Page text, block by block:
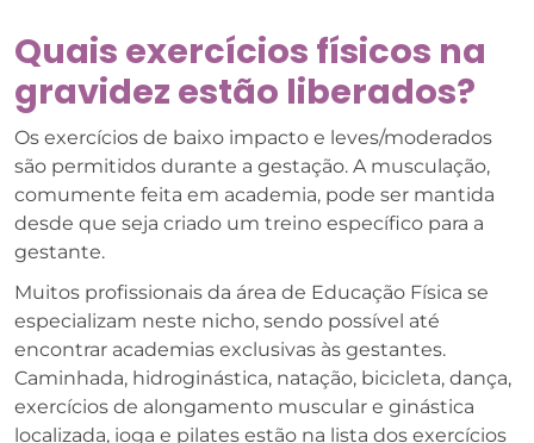
Quais exercícios físicos na
gravidez estão liberados?
Os exercícios de baixo impacto e leves/moderados
são permitidos durante a gestação. A musculação,
comumente feita em academia, pode ser mantida
desde que seja criado um treino específico para a
gestante.
Muitos profissionais da área de Educação Física se
especializam neste nicho, sendo possível até
encontrar academias exclusivas às gestantes.
Caminhada, hidroginástica, natação, bicicleta, dança,
exercícios de alongamento muscular e ginástica
localizada, ioga e pilates estão na lista dos exercícios